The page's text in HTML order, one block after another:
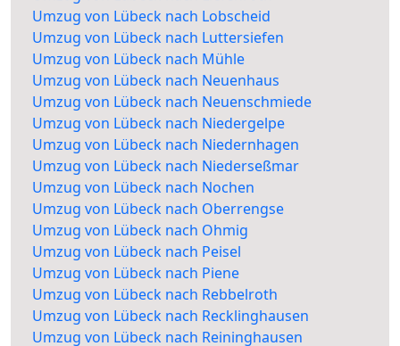
Umzug von Lübeck nach Lobscheid
Umzug von Lübeck nach Luttersiefen
Umzug von Lübeck nach Mühle
Umzug von Lübeck nach Neuenhaus
Umzug von Lübeck nach Neuenschmiede
Umzug von Lübeck nach Niedergelpe
Umzug von Lübeck nach Niedernhagen
Umzug von Lübeck nach Niederseßmar
Umzug von Lübeck nach Nochen
Umzug von Lübeck nach Oberrengse
Umzug von Lübeck nach Ohmig
Umzug von Lübeck nach Peisel
Umzug von Lübeck nach Piene
Umzug von Lübeck nach Rebbelroth
Umzug von Lübeck nach Recklinghausen
Umzug von Lübeck nach Reininghausen